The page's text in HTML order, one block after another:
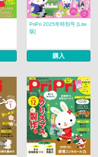
PriPri 2025年特別号 [Lite
版]
購入